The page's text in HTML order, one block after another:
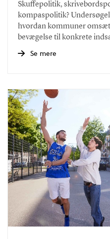
Skuffepolitik,
kompaspolitik?
hvordan kommuner
bevægelse til konkrete
Se mere